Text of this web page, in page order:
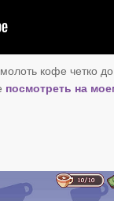
кофе четко
посмотреть на